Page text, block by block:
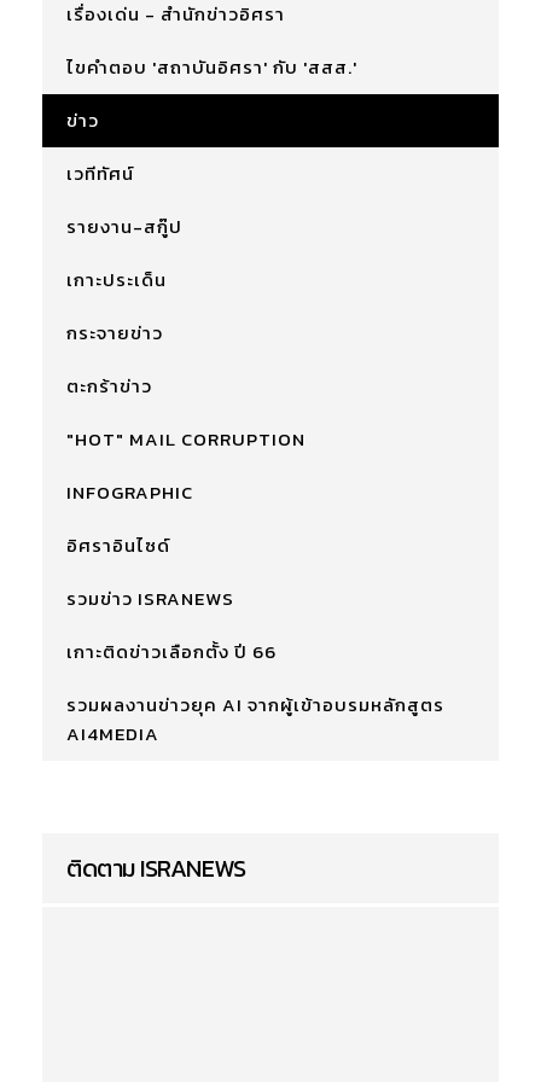
เรื่องเด่น - สำนักข่าวอิศรา
ไขคำตอบ 'สถาบันอิศรา' กับ 'สสส.'
ข่าว
เวทีทัศน์
รายงาน-สกู๊ป
เกาะประเด็น
กระจายข่าว
ตะกร้าข่าว
"HOT" MAIL CORRUPTION
INFOGRAPHIC
อิศราอินไซด์
รวมข่าว ISRANEWS
เกาะติดข่าวเลือกตั้ง ปี 66
รวมผลงานข่าวยุค AI จากผู้เข้าอบรมหลักสูตร
AI4MEDIA
ติดตาม ISRANEWS